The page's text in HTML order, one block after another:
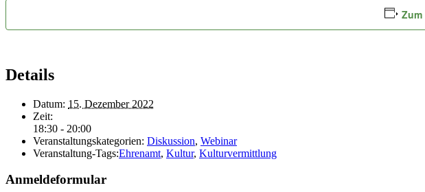
Details
Datum: 15. Dezember 2022
Zeit:
18:30 - 20:00
Veranstaltungskategorien: Diskussion, Webinar
Veranstaltung-Tags:Ehrenamt, Kultur, Kulturvermittlung
Anmeldeformular